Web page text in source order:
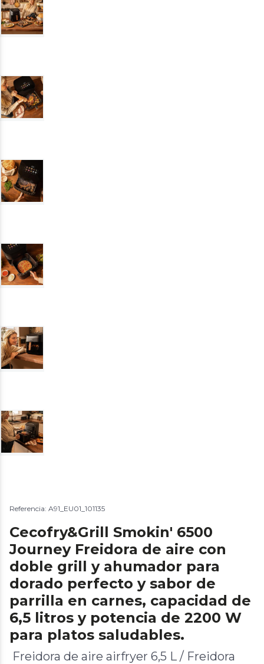
Referencia: A91_EU01_101135
Cecofry&Grill Smokin' 6500
Journey Freidora de aire con
doble grill y ahumador para
dorado perfecto y sabor de
parrilla en carnes, capacidad de
6,5 litros y potencia de 2200 W
para platos saludables.
Freidora de aire airfryer 6,5 L / Freidora